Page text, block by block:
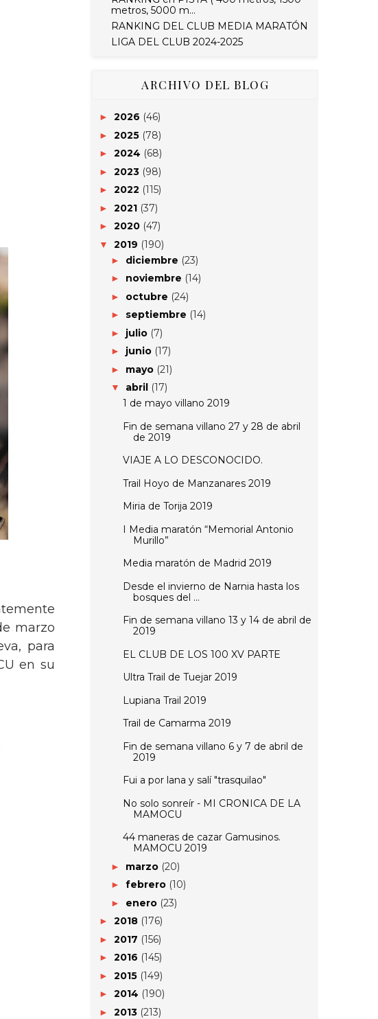
marzo
para
en su
metros, 5000 m...
RANKING DEL CLUB MEDIA MARATÓN
LIGA DEL CLUB 2024-2025
ARCHIVO DEL BLOG
► 2026 (46)
► 2025 (78)
► 2024 (68)
► 2023 (98)
► 2022 (115)
► 2021 (37)
► 2020 (47)
▼ 2019 (190)
► diciembre (23)
► noviembre (14)
► octubre (24)
► septiembre (14)
► julio (7)
► junio (17)
► mayo (21)
▼ abril (17)
1 de mayo villano 2019
Fin de semana villano 27 y 28 de abril
de 2019
VIAJE A LO DESCONOCIDO.
Trail Hoyo de Manzanares 2019
Miria de Torija 2019
I Media maratón “Memorial Antonio
Murillo”
Media maratón de Madrid 2019
Desde el invierno de Narnia hasta los
bosques del ...
Fin de semana villano 13 y 14 de abril de
2019
EL CLUB DE LOS 100 XV PARTE
Ultra Trail de Tuejar 2019
Lupiana Trail 2019
Trail de Camarma 2019
Fin de semana villano 6 y 7 de abril de
2019
Fui a por lana y salí "trasquilao"
No solo sonreír - MI CRONICA DE LA
MAMOCU
44 maneras de cazar Gamusinos.
MAMOCU 2019
► marzo (20)
► febrero (10)
► enero (23)
► 2018 (176)
► 2017 (156)
► 2016 (145)
► 2015 (149)
► 2014 (190)
► 2013 (213)